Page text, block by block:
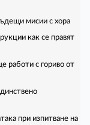
мисии с хора
как се правят
работи с гориво от
при изпитване на